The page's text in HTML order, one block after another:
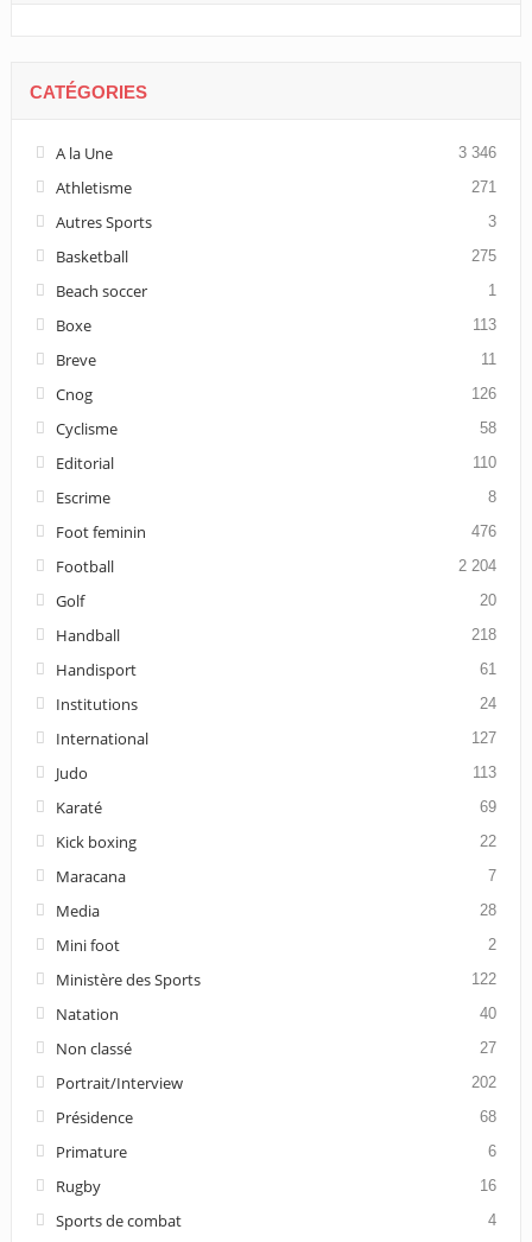
CATÉGORIES
A la Une 3 346
Athletisme 271
Autres Sports 3
Basketball 275
Beach soccer 1
Boxe 113
Breve 11
Cnog 126
Cyclisme 58
Editorial 110
Escrime 8
Foot feminin 476
Football 2 204
Golf 20
Handball 218
Handisport 61
Institutions 24
International 127
Judo 113
Karaté 69
Kick boxing 22
Maracana 7
Media 28
Mini foot 2
Ministère des Sports 122
Natation 40
Non classé 27
Portrait/Interview 202
Présidence 68
Primature 6
Rugby 16
Sports de combat 4